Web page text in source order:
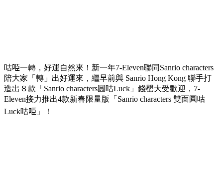
咕𠱸一轉，好運自然來！新一年7-Eleven聯同Sanrio characters
陪大家「轉」出好運來，繼早前與 Sanrio Hong Kong 聯手打
造出８款「Sanrio characters圓咕Luck」錢罌大受歡迎，7-
Eleven接力推出4款新春限量版「Sanrio characters 雙面圓咕
Luck咕𠱸」！